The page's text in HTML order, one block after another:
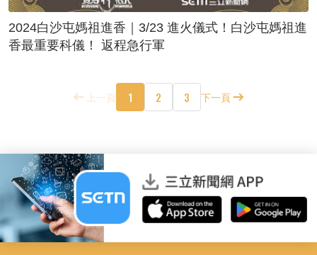
2024白沙屯媽祖進香｜3/23 進火儀式！白沙屯媽祖進
香最重要科儀！ 返程急行軍
上一頁 1 2 3 下一頁